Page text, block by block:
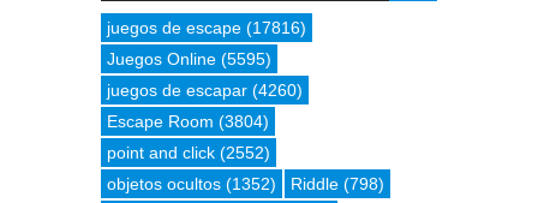
juegos de escape (17816)
Juegos Online (5595)
juegos de escapar (4260)
Escape Room (3804)
point and click (2552)
objetos ocultos (1352) Riddle (798)